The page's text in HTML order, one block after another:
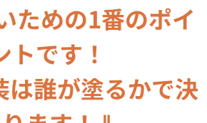
ための1番のポイ
トです！
誰が塗るかで決